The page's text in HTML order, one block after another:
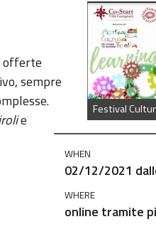
Festival
WHEN
02/12/2021
WHERE
online tramite
offerte
sempre
e